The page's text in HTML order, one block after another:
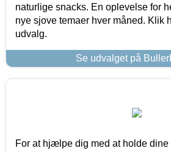
naturlige snacks. En oplevelse for
nye sjove temaer hver måned. Klik
udvalg.
Se udvalget på
For at hjælpe dig med at holde